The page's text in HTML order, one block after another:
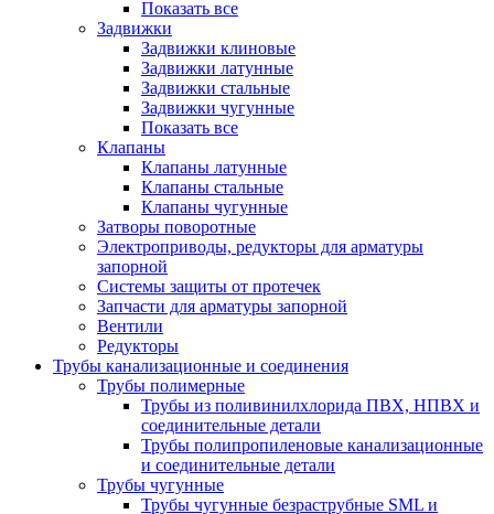
Показать все
Задвижки
Задвижки клиновые
Задвижки латунные
Задвижки стальные
Задвижки чугунные
Показать все
Клапаны
Клапаны латунные
Клапаны стальные
Клапаны чугунные
Затворы поворотные
Электроприводы, редукторы для арматуры
запорной
Системы защиты от протечек
Запчасти для арматуры запорной
Вентили
Редукторы
Трубы канализационные и соединения
Трубы полимерные
Трубы из поливинилхлорида ПВХ, НПВХ и
соединительные детали
Трубы полипропиленовые канализационные
и соединительные детали
Трубы чугунные
Трубы чугунные безраструбные SML и